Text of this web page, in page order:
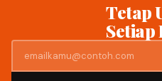
Tetap
Setiap